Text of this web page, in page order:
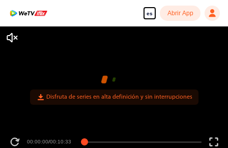
es Abrir App
Disfruta de series en alta definición y sin interrupciones
00:00:00/00:10:33